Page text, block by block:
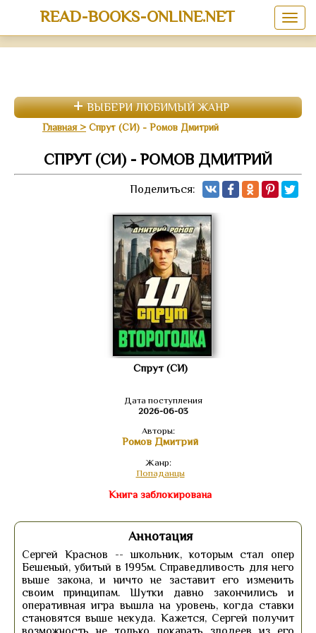
READ-BOOKS-ONLINE.NET
ВЫБЕРИ ЛЮБИМЫЙ ЖАНР
Главная Спрут (СИ) - Ромов Дмитрий
СПРУТ (СИ) - РОМОВ ДМИТРИЙ
Поделиться:
Спрут (СИ)
Дата поступления
2026-06-03
Авторы:
Ромов Дмитрий
Жанр:
Попаданцы
Книга заблокирована
Аннотация
Сергей Краснов -- школьник, которым стал опер
Бешеный, убитый в 1995м. Справедливость для него
выше закона, и ничто не заставит его изменить
своим принципам. Шутки давно закончились и
оперативная игра вышла на уровень, когда ставки
становятся выше некуда. Кажется, Сергей получит